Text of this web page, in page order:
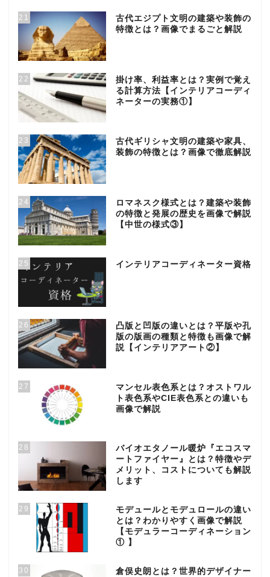
21
古代エジプト文明の建築や装飾の
特徴とは？画像でまるごと解説
22
掛け率、利益率とは？実例で覚え
る計算方法【インテリアコーディ
ネーターの実務①】
23
古代ギリシャ文明の建築や家具、
装飾の特徴とは？画像で徹底解説
24
ロマネスク様式とは？建築や装飾
の特徴と発展の歴史を画像で解説
【中世の様式③】
25 インテリアコーディネーター資格
26
凸版と凹版の違いとは？平版や孔
版の版画の種類と特徴も画像で解
説【インテリアアート②】
27
マンセル表色系とは？オストワル
ト表色系やCIE表色系との違いも
画像で解説
28
バイオエタノール暖炉『エコスマ
ートファイヤー』とは？特徴やデ
メリット、コストについても解説
します
29
モデュールとモデュロールの違い
とは？わかりやすく画像で解説
【モデュラーコーディネーション
① 】
30
倉俣史朗とは？世界的デザイナー